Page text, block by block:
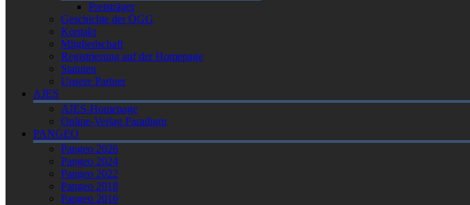
Preisträger
Geschichte der ÖGG
Kontakt
Mitgliedschaft
Registrierung auf der Homepage
Statuten
Unsere Partner
AJES
AJES-Homepage
Online-Verlag Paradigm
PANGEO
Pangeo 2026
Pangeo 2024
Pangeo 2022
Pangeo 2018
Pangeo 2016